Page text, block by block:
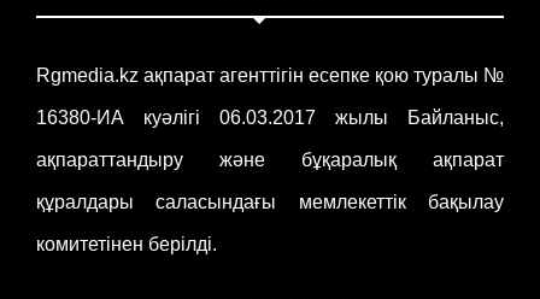
Rgmedia.kz ақпарат агенттігін есепке қою туралы №
16380-ИА куәлігі 06.03.2017 жылы Байланыс,
ақпараттандыру және бұқаралық ақпарат
құралдары саласындағы мемлекеттік бақылау
комитетінен берілді.